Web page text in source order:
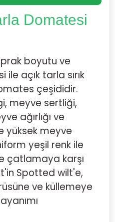
Domatesi
boyutu ve
ile açık tarla sırık
çeşididir.
meyve sertliği,
ağırlığı ve
yüksek meyve
yeşil renk ile
çatlamaya karşı
Spotted wilt'e,
ve küllemeye